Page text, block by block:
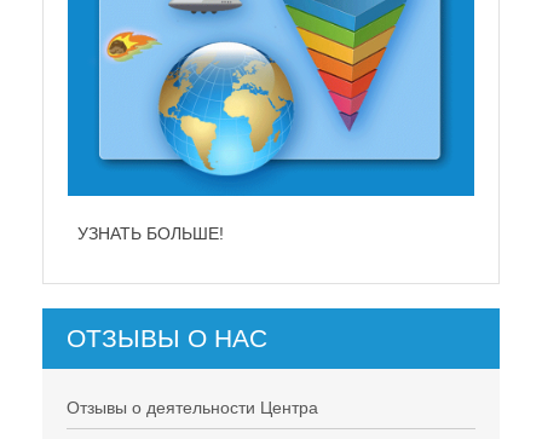
БОЛЬШЕ!
ОТЗЫВЫ О НАС
Отзывы о деятельности Центра